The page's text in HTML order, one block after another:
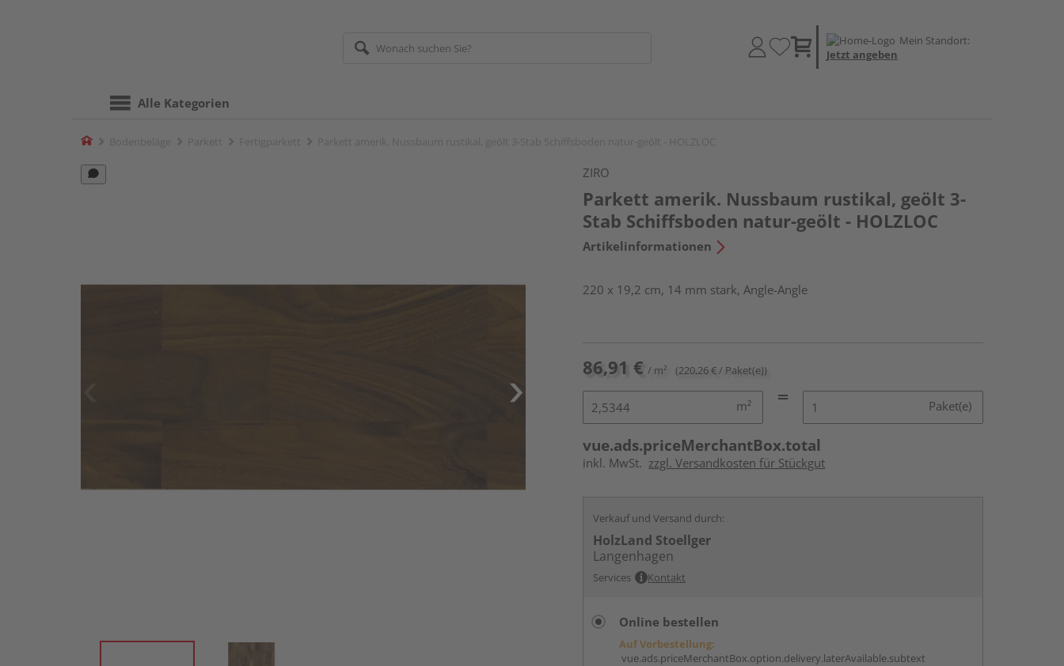
Mein Standort:
Jetzt angeben
Alle Kategorien
Home
ZIRO
Parkett amerik. Nussbaum rustikal, geölt 3-
Stab Schiffsboden natur-geölt - HOLZLOC
Artikelinformationen
220 x 19,2 cm, 14 mm stark, Angle-Angle
86,91 € / m² (220,26 € / Paket(e))
m² Paket(e)
vue.ads.priceMerchantBox.total
inkl. MwSt. zzgl. Versandkosten für Stückgut
Verkauf und Versand durch:
HolzLand Stoellger
Langenhagen
Services Kontakt
Online bestellen
Auf Vorbestellung:
vue.ads.priceMerchantBox.option.delivery.laterAvailable.subtext